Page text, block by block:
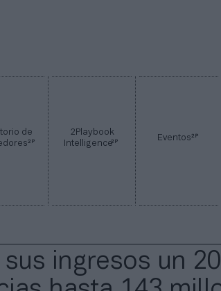
de
2P
2Playbook
Intelligence2P Eventos2P
ingresos un